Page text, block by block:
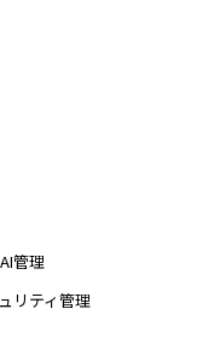
管理
リティ管理